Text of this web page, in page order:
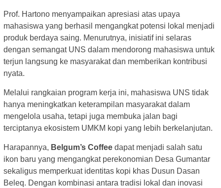
Prof. Hartono menyampaikan apresiasi atas upaya
mahasiswa yang berhasil mengangkat potensi lokal menjadi
produk berdaya saing. Menurutnya, inisiatif ini selaras
dengan semangat UNS dalam mendorong mahasiswa untuk
terjun langsung ke masyarakat dan memberikan kontribusi
nyata.
Melalui rangkaian program kerja ini, mahasiswa UNS tidak
hanya meningkatkan keterampilan masyarakat dalam
mengelola usaha, tetapi juga membuka jalan bagi
terciptanya ekosistem UMKM kopi yang lebih berkelanjutan.
Harapannya, Belgum’s Coffee dapat menjadi salah satu
ikon baru yang mengangkat perekonomian Desa Gumantar
sekaligus memperkuat identitas kopi khas Dusun Dasan
Beleq. Dengan kombinasi antara tradisi lokal dan inovasi